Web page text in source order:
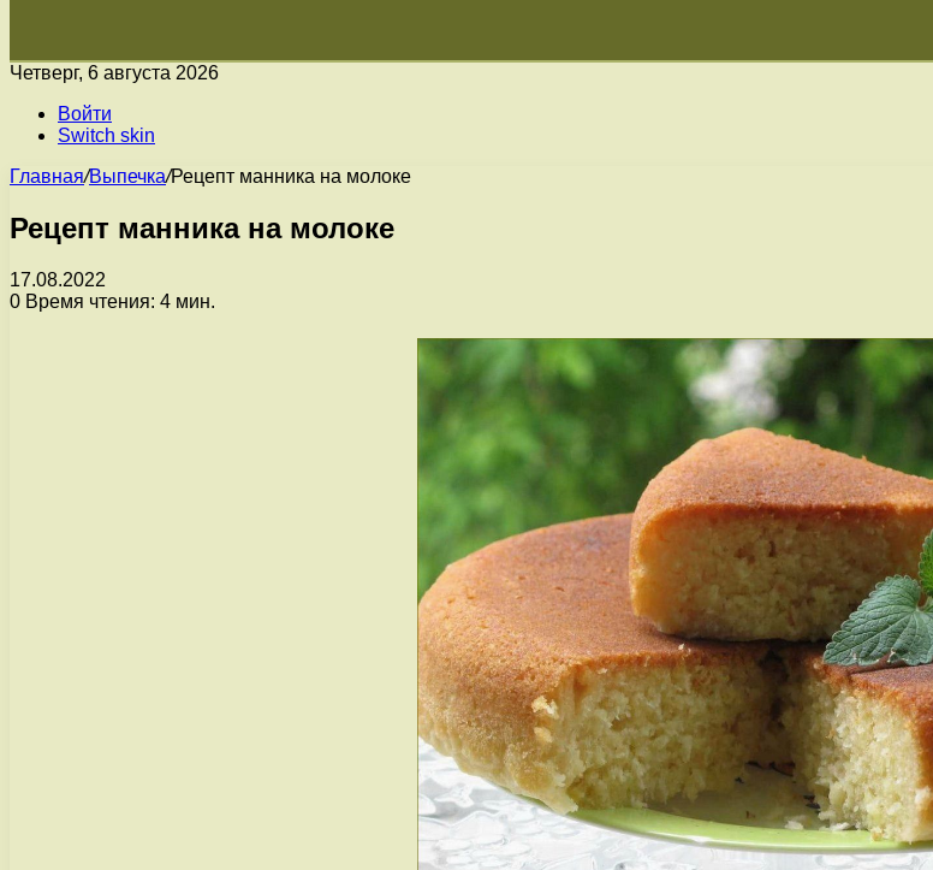
Четверг, 6 августа 2026
Войти
Switch skin
Главная/Выпечка/Рецепт манника на молоке
Рецепт манника на молоке
17.08.2022
0 Время чтения: 4 мин.